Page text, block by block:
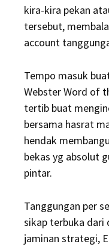
kira-kira pekan
tersebut,
account
Tempo masuk
Webster Word of
tertib buat
bersama hasrat
hendak
bekas yg absolut
pintar.
Tanggungan per
sikap terbuka dari
jaminan strategi,